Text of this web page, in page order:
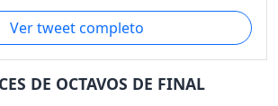
Ver tweet completo
DE OCTAVOS DE FINAL